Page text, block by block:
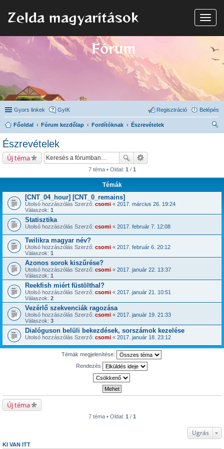
N
a
Zelda magyarítások
Fórum
Gyors linkek GyIK Belépés
Regisztráció
Főoldal Fórum kezdőlap Fordítóknak
Észrevételek
Észrevételek
Új téma
7 téma • Oldal: 1 / 1
Témák
[CNT_04_hour] [CNT_0_remains]
Utolsó hozzászólás Szerző: csomi « 2017. március 26. 19:24
Válaszok: 1
Statisztika
Utolsó hozzászólás Szerző: csomi « 2017. február 7. 12:08
Twilikra magyar név?
Utolsó hozzászólás Szerző: csomi « 2017. február 6. 20:12
Válaszok: 1
Azonos sorok kiszűrése?
Utolsó hozzászólás Szerző: csomi « 2017. január 22. 13:37
Válaszok: 1
Reekfish miért füstölthal?
Utolsó hozzászólás Szerző: csomi « 2017. január 21. 10:51
Válaszok: 2
Vezérlő szekvenciák ragozása
Utolsó hozzászólás Szerző: csomi « 2017. január 19. 21:33
Válaszok: 3
Dialóguson belüli bekezdések, sorszámok kezelése
Utolsó hozzászólás Szerző: csomi « 2017. január 18. 23:12
Témák megjelenítése:
Rendezés
Új téma
7 téma • Oldal: 1 / 1
Ugrás
KI VAN ITT